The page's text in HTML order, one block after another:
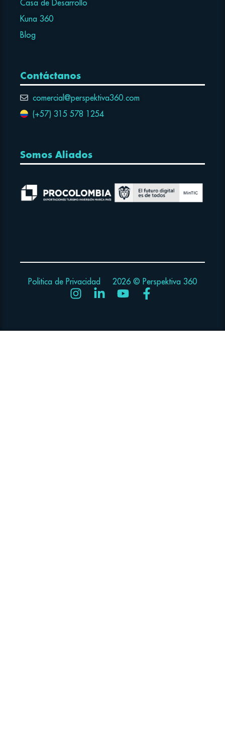
Casa de Desarrollo
Kuna 360
Blog
Contáctanos
comercial@perspektiva360.com
(+57) 315 578 1254
Somos Aliados
Politica de Privacidad 2026 © Perspektiva 360